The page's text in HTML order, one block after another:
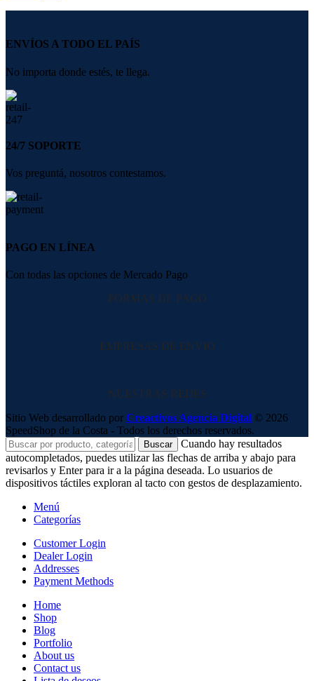
ENVÍOS A TODO EL PAÍS
No importa donde estés, te llega.
24/7 SOPORTE
Vos preguntá, nosotros contestamos.
PAGO EN LÍNEA
Con todas las opciones de Mercado Pago
FORMAS DE PAGO
EMPRESAS DE ENVIO
NUESTRAS REDES
Sitio Web desarrollado por Creactivos Agencia Digital © 2026
SpeedShop de la Costa - Todos los derechos reservados.
Buscar
Cuando hay resultados
autocompletados, puedes utilizar las flechas de arriba y abajo para
revisarlos y Enter para ir a la página deseada. Lo usuarios de
dispositivos táctiles exploran al tacto con gestos de desplazamiento.
Menú
Categorías
Customer Login
Dealer Login
Addresses
Payment Methods
Home
Shop
Blog
Portfolio
About us
Contact us